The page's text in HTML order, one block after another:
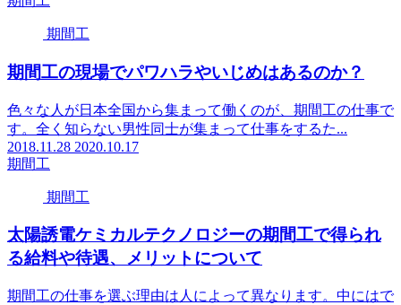
期間工
期間工の現場でパワハラやいじめはあるのか？
色々な人が日本全国から集まって働くのが、期間工の仕事で
す。全く知らない男性同士が集まって仕事をするた...
2018.11.28 2020.10.17
期間工
期間工
太陽誘電ケミカルテクノロジーの期間工で得られ
る給料や待遇、メリットについて
期間工の仕事を選ぶ理由は人によって異なります。中にはで